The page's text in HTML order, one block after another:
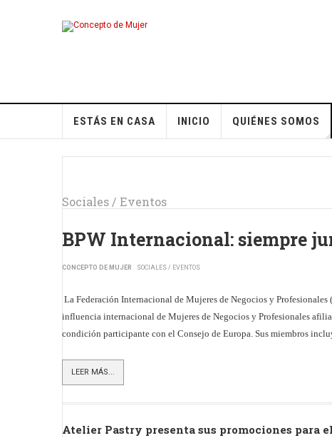
ESTÁS EN CASA INICIO QUIÉNES SOMOS
Sociales / Eventos
BPW Internacional: siempre
CONCEPTO DE MUJER SOCIALES / EVENTOS
La Federación Internacional de Mujeres de Negocios y
influencia internacional de Mujeres de Negocios y Profesionales
condición participante con el Consejo de Europa. Sus miembros
LEER MÁS...
Atelier Pastry presenta sus promociones para